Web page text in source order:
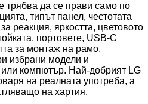
трябва да се прави само по
типът панел, честотата
реакция, яркостта, цветовото
портовете, USB-C
за монтаж на рамо,
избрани модели и
компютър. Най-добрият LG
на реалната употреба, а
на хартия.